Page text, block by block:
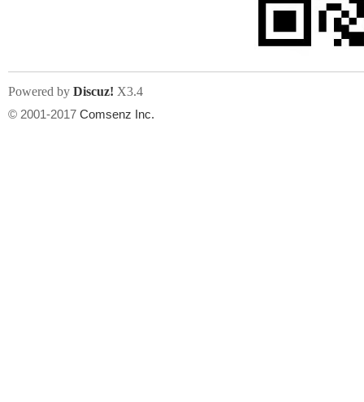
Powered by Discuz! X3.4
© 2001-2017 Comsenz Inc.